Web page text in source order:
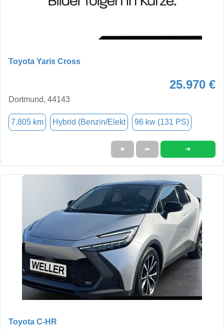
Toyota Yaris Cross
25.970 €
Dortmund, 44143
7.805 km Hybrid (Benzin/Elekt 96 kw (131 PS)
★ ➦ ➜
Toyota C-HR